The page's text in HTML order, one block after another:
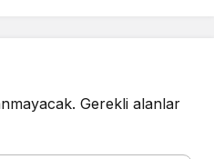
Gerekli alanlar